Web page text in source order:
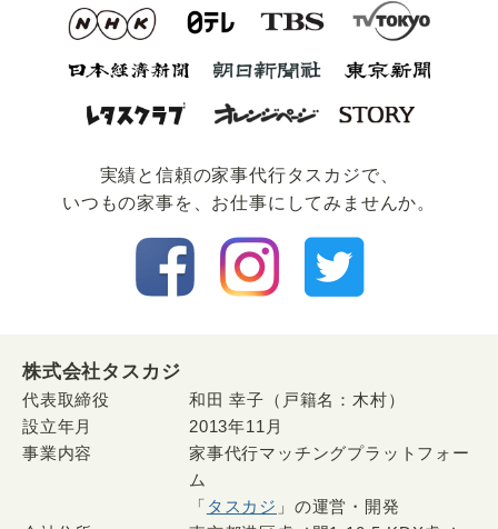
実績と信頼の家事代⾏タスカジで、
いつもの家事を、お仕事にしてみませんか。
株式会社タスカジ
代表取締役
和田 幸子（戸籍名：木村）
設立年月
2013年11月
事業内容
家事代行マッチングプラットフォー
ム
「 タスカジ 」の運営・開発